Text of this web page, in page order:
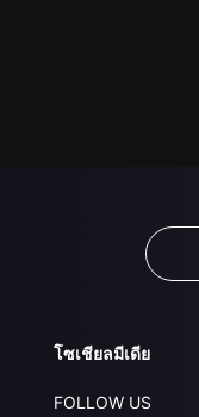
โซเชียลมีเดีย
FOLLOW US